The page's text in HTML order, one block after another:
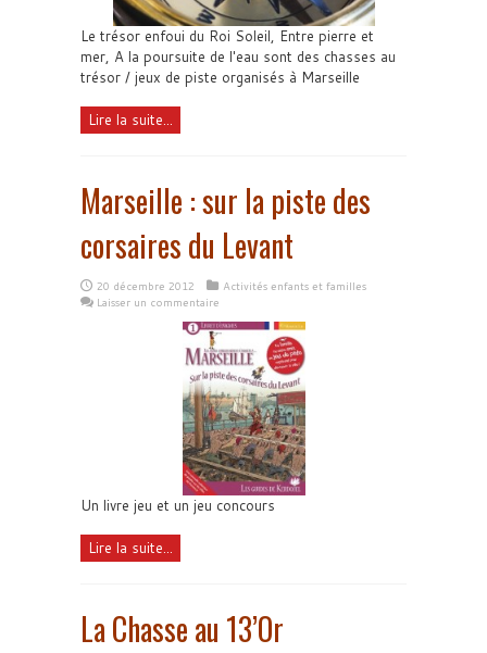
Le trésor enfoui du Roi Soleil, Entre pierre et
mer, A la poursuite de l'eau sont des chasses au
trésor / jeux de piste organisés à Marseille
Lire la suite...
Marseille : sur la piste des
corsaires du Levant
20 décembre 2012
Activités enfants et familles
Laisser un commentaire
Un livre jeu et un jeu concours
Lire la suite...
La Chasse au 13’Or